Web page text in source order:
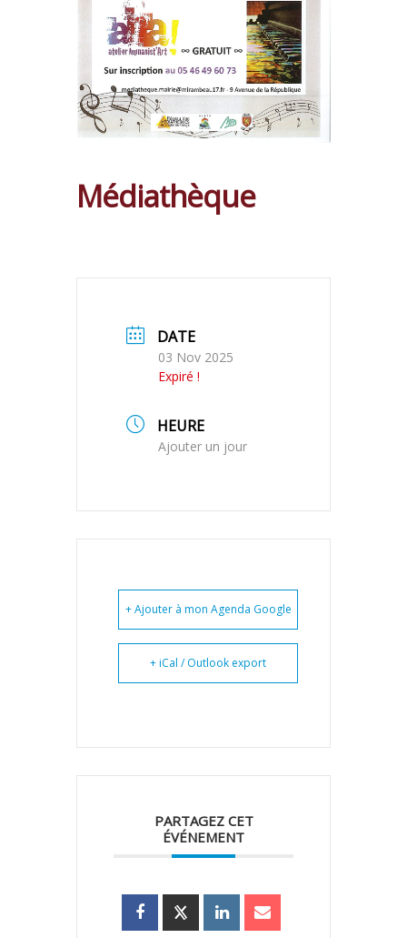
Médiathèque
DATE
03 Nov 2025
Expiré !
HEURE
Ajouter un jour
+ Ajouter à mon Agenda Google
+ iCal / Outlook export
PARTAGEZ CET
ÉVÉNEMENT